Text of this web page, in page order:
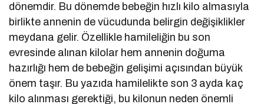
dönemdir. Bu dönemde bebeğin hızlı kilo almasıyla
birlikte annenin de vücudunda belirgin değişiklikler
meydana gelir. Özellikle hamileliğin bu son
evresinde alınan kilolar hem annenin doğuma
hazırlığı hem de bebeğin gelişimi açısından büyük
önem taşır. Bu yazıda hamilelikte son 3 ayda kaç
kilo alınması gerektiği, bu kilonun neden önemli